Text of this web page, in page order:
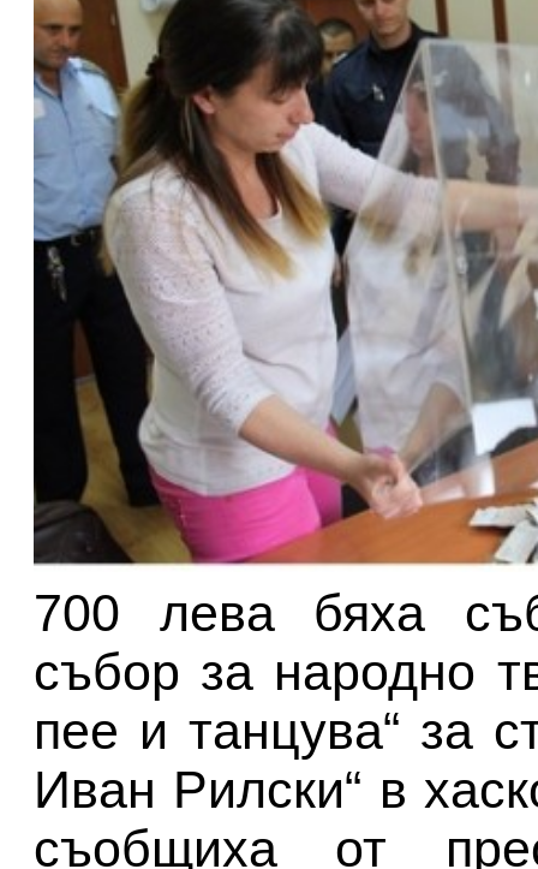
700 лева бяха
събор за народно
пее и танцува“ за
Иван Рилски“ в
съобщиха от